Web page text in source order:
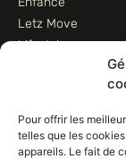
Pour offrir les
telles que les
appareils. Le fait de
Letz Move
Lifestyle
Informations
Contactez-nous